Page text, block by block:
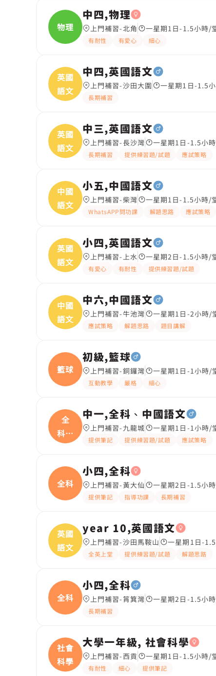
物理
中四,物理
上門補習-北角 一星期1日-1.5小時/
有耐性 有愛心 細心
英國
語文
中四,英國語文
上門補習-沙田大圍 一星期1日-1.5
長期補習
英國
語文
中三,英國語文
上門補習-長沙灣 一星期1日-1.5小
長期補習 提供練習題/試題 應試策略
中國
語文
小五,中國語文
上門補習-柴灣 一星期1日-1.5小時/
WhatsAPP問功課 解題思路 應試策略
英國
語文
小四,英國語文
上門補習-上水 一星期2日-1.5小時/
有愛心 有耐性 提供練習題/試題
中國
語文
中六,中國語文
上門補習-牛池灣 一星期1日-2小時/
應試策略 解題思路 題目講解
籃球
初級,籃球
上門補習-銅鑼灣 一星期1日-1小時/
互動教學 嚴格 細心
全
科、
中國
中一,全科、中國語文
上門補習-九龍城 一星期1日-1小時/
提供筆記 提供練習題/試題 應試策略
全科
小四,全科
上門補習-黃大仙 一星期2日-1.5小
提供筆記 指導功課 長期補習
英國
語文
year 10,英國語文
上門補習-沙田馬鞍山 一星期1日-
全英上堂 提供練習題/試題 解題思路
全科
小四,全科
上門補習-筲箕灣 一星期2日-1.5小
長期補習
社會
科學
大學一年級, 社會科學
上門補習-西貢 一星期1日-1.5小時/
有耐性 細心 提供筆記